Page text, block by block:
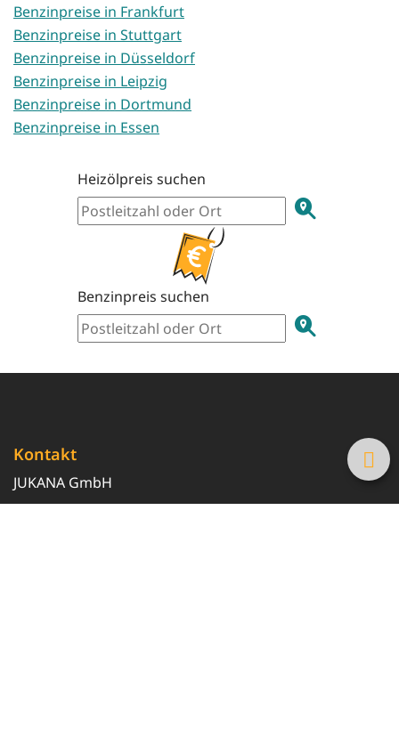
Benzinpreise in Frankfurt
Benzinpreise in Stuttgart
Benzinpreise in Düsseldorf
Benzinpreise in Leipzig
Benzinpreise in Dortmund
Benzinpreise in Essen
Heizölpreis suchen
Benzinpreis suchen
Kontakt
JUKANA GmbH